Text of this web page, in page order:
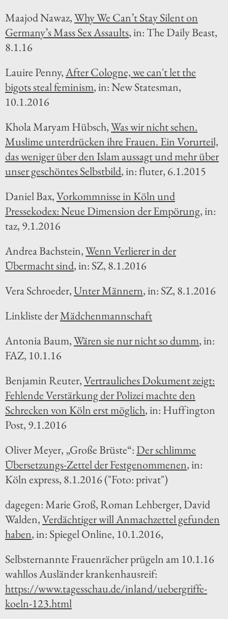
Maajod Nawaz,Why We Can’t Stay Silent on
Germany’s Mass Sex Assaults, in: The Daily Beast,
8.1.16
Lauire Penny,After Cologne, we can't let the
bigots steal feminism, in: New Statesman,
10.1.2016
Khola Maryam Hübsch,Was wir nicht sehen.
Muslime unterdrücken ihre Frauen. Ein Vorurteil,
das weniger über den Islam aussagt und mehr über
unser geschöntes Selbstbild, in: fluter, 6.1.2015
Daniel Bax,Vorkommnisse in Köln und
Pressekodex: Neue Dimension der Empörung, in:
taz, 9.1.2016
Andrea Bachstein,Wenn Verlierer in der
Übermacht sind, in: SZ, 8.1.2016
Vera Schroeder, Unter Männern, in: SZ, 8.1.2016
Linkliste derMädchenmannschaft
Antonia Baum,Wären sie nur nicht so dumm, in:
FAZ, 10.1.16
Benjamin Reuter,Vertrauliches Dokument zeigt:
Fehlende Verstärkung der Polizei machte den
Schrecken von Köln erst möglich, in: Huffington
Post, 9.1.2016
Oliver Meyer, „Große Brüste“: Der schlimme
Übersetzungs-Zettel der Festgenommenen, in:
Köln express, 8.1.2016 ("Foto: privat")
dagegen: Marie Groß, Roman Lehberger, David
Walden,Verdächtiger will Anmachzettel gefunden
haben, in: Spiegel Online, 10.1.2016,
Selbsternannte Frauenrächer prügeln am 10.1.16
wahllos Ausländer krankenhausreif:
https://www.tagesschau.de/inland/uebergriffe-
koeln-123.html